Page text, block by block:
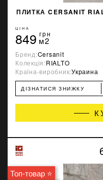
ПЛИТКА CERSANIT
ЦІНА
849 грн
м2
Бренд:Cersanit
Колекція:RIALTO
Країна-виробник:Украина
ДІЗНАТИСЯ ЗНИЖКУ
Топ-товар ⭐